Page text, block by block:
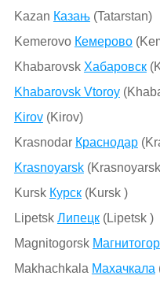
Kazan Казањ(Tatarstan)
Kemerovo Кемерово
Khabarovsk Хабаровск
Khabarovsk Vtoroy
Kirov(Kirov)
Krasnodar Краснодар
Krasnoyarsk
Kursk Курск(Kursk )
Lipetsk Липецк(Lipetsk )
Magnitogorsk
Makhachkala Махачкала